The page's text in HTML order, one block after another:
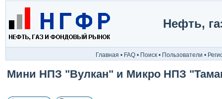
Нефть,
Главная • FAQ • Поиск • Пользователи •
Мини НПЗ "Вулкан" и Микро НПЗ